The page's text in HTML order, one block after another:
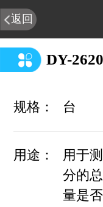
返回
DY-
规格： 台
用途：
用于
分的
量是